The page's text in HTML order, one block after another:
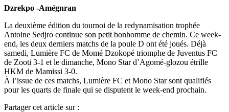
Dzrekpo -Amégnran
La deuxième édition du tournoi de la redynamisation trophée
Antoine Sedjro continue son petit bonhomme de chemin. Ce week-
end, les deux derniers matchs de la poule D ont été joués. Déjà
samedi, Lumière FC de Momé Dzokopé triomphe de Juventus FC
de Zooti 3-1 et le dimanche, Mono Star d’Agomé-glozou étrille
HKM de Mamissi 3-0.
À l’issue de ces matchs, Lumière FC et Mono Star sont qualifiés
pour les quarts de finale qui se disputent le week-end prochain.
Partager cet article sur :